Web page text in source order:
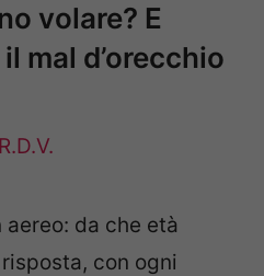
volare? E
mal d’orecchio
R.D.V.
da che età
con ogni